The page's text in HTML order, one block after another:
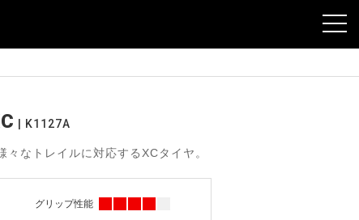
K1127A
なトレイルに対応するXCタイヤ。
グリップ性能